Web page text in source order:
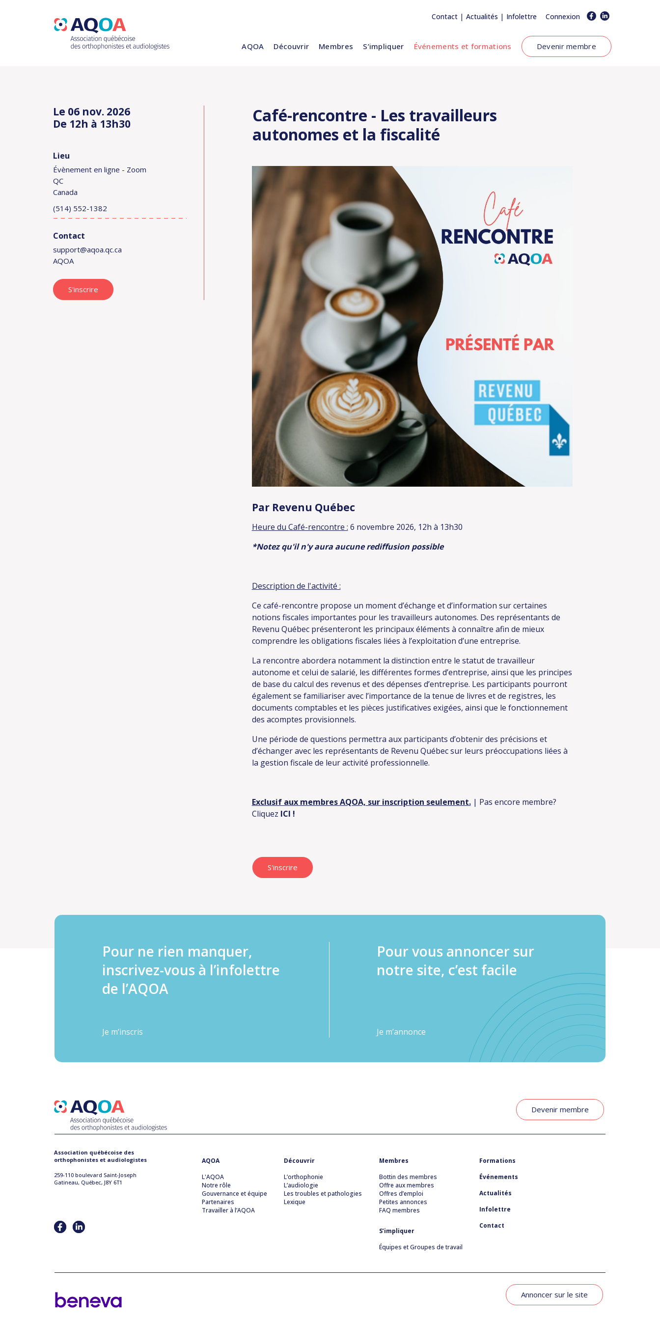
Contact | Actualités | Infolettre Connexion
AQOA Découvrir Membres S’impliquer Événements et formations Devenir membre
Le 06 nov. 2026
De 12h à 13h30
Lieu
Évènement en ligne - Zoom
QC
Canada
Contact
AQOA
(514) 552-1382
support@aqoa.qc.ca
S'inscrire
Café-rencontre - Les travailleurs
autonomes et la fiscalité
Par Revenu Québec
Heure du Café-rencontre : 6 novembre 2026, 12h à 13h30
*Notez qu'il n'y aura aucune rediffusion possible
Description de l'activité :
Ce café-rencontre propose un moment d’échange et d’information sur certaines
notions fiscales importantes pour les travailleurs autonomes. Des représentants de
Revenu Québec présenteront les principaux éléments à connaître afin de mieux
comprendre les obligations fiscales liées à l’exploitation d’une entreprise.
La rencontre abordera notamment la distinction entre le statut de travailleur
autonome et celui de salarié, les différentes formes d’entreprise, ainsi que les principes
de base du calcul des revenus et des dépenses d’entreprise. Les participants pourront
également se familiariser avec l’importance de la tenue de livres et de registres, les
documents comptables et les pièces justificatives exigées, ainsi que le fonctionnement
des acomptes provisionnels.
Une période de questions permettra aux participants d’obtenir des précisions et
d’échanger avec les représentants de Revenu Québec sur leurs préoccupations liées à
la gestion fiscale de leur activité professionnelle.
Exclusif aux membres AQOA, sur inscription seulement. | Pas encore membre?
Cliquez ICI !
S'inscrire
Pour ne rien manquer,
inscrivez-vous à l’infolettre
de l’AQOA
Je m’inscris
Pour vous annoncer sur
notre site, c’est facile
Je m’annonce
Devenir membre
Association québécoise des
orthophonistes et audiologistes
259-110 boulevard Saint-Joseph
Gatineau, Québec, J8Y 6T1
AQOA
L'AQOA
Notre rôle
Gouvernance et équipe
Partenaires
Travailler à l’AQOA
Découvrir
L’orthophonie
L’audiologie
Les troubles et pathologies
Lexique
Membres
Bottin des membres
Offre aux membres
Offres d’emploi
Petites annonces
FAQ membres
S’impliquer
Équipes et Groupes de travail
Formations
Événements
Actualités
Infolettre
Contact
Annoncer sur le site